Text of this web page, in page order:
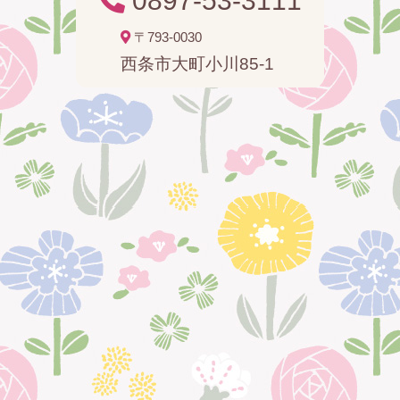
〒793-0030
西条市大町小川85-1